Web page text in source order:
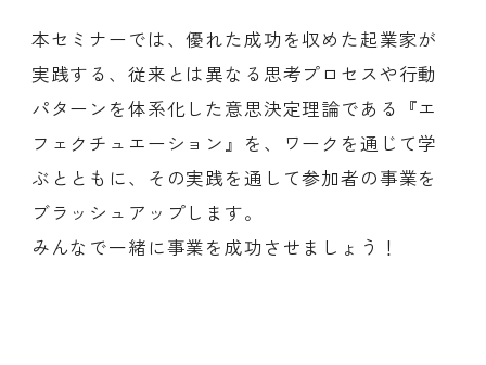
本セミナーでは、優れた成功を収めた起業家が
実践する、従来とは異なる思考プロセスや行動
パターンを体系化した意思決定理論である『エ
フェクチュエーション』を、ワークを通じて学
ぶとともに、その実践を通して参加者の事業を
ブラッシュアップします。
みんなで一緒に事業を成功させましょう！